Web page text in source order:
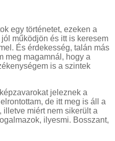
egy történetet, ezeken a
működjön és itt is keresem
És érdekesség, talán más
meg magamnál, hogy a
is a szintek
jeleznek a
de itt meg is áll a
illetve miért nem sikerült a
ilyesmi. Bosszant,